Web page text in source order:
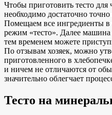
Чтобы приготовить тесто для
необходимо достаточно
Помещаем все ингредиенты
режим «тесто». Далее машина
тем временем можете
По отзывам хозяек, можно
приготовленного в
и ничем не отличаются от
значительно облегчает
Тесто на